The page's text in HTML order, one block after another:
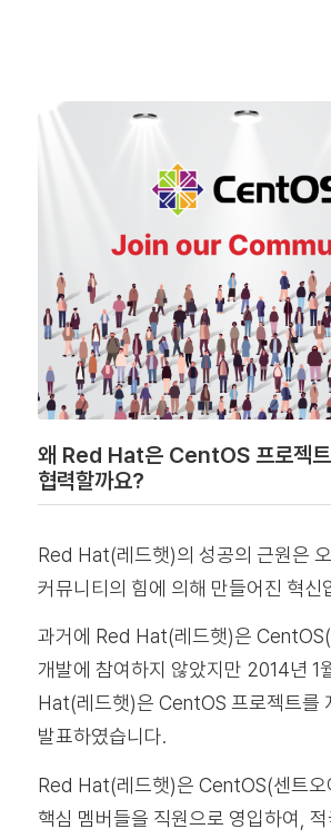
왜 Red Hat은 CentOS 프로젝트
협력할까요?
Red Hat(레드햇)의 성공의 근원은
커뮤니티의 힘에 의해 만들어진 혁신
과거에 Red Hat(레드햇)은
개발에 참여하지 않았지만 2014년 1
Hat(레드햇)은 CentOS 프로젝트를
발표하였습니다.
Red Hat(레드햇)은 CentOS(센트오
핵심 멤버들을 직원으로 영입하여,